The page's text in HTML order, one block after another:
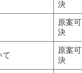
決
原案可
決
て
原案可
決